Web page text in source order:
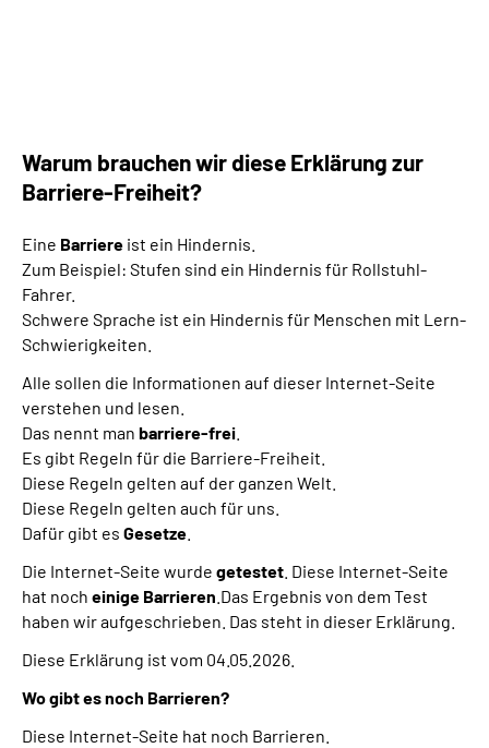
Warum brauchen wir diese Erklärung zur
Barriere-Freiheit?
Eine Barriere ist ein Hindernis.
Zum Beispiel: Stufen sind ein Hindernis für Rollstuhl-
Fahrer.
Schwere Sprache ist ein Hindernis für Menschen mit Lern-
Schwierigkeiten.
Alle sollen die Informationen auf dieser Internet-Seite
verstehen und lesen.
Das nennt man barriere-frei
Es gibt Regeln für die Barriere-Freiheit.
Diese Regeln gelten auf der ganzen Welt.
Diese Regeln gelten auch für uns.
Dafür gibt es Gesetze
Die Internet-Seite wurde getestet . Diese Internet-Seite
hat noch einige Barrieren .Das Ergebnis von dem Test
haben wir aufgeschrieben. Das steht in dieser Erklärung.
Diese Erklärung ist vom 04.05.2026.
Wo gibt es noch Barrieren?
Diese Internet-Seite hat noch Barrieren.